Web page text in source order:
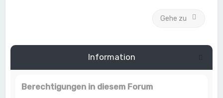
Gehe zu
Information
Berechtigungen in diesem Forum